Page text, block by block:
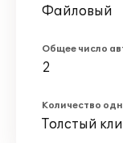
Файловый
Общее число
2
Количество
Толстый